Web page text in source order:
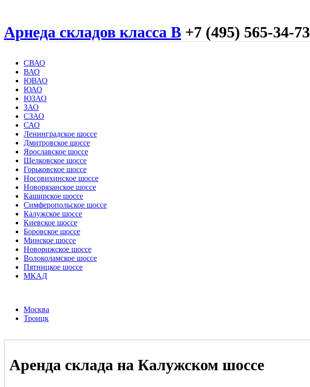
Арнеда складов класса B +7 (495) 565-34-73
СВАО
ВАО
ЮВАО
ЮАО
ЮЗАО
ЗАО
СЗАО
САО
Ленинградское шоссе
Дмитровское шоссе
Ярославское шоссе
Щелковское шоссе
Горьковское шоссе
Носовихинское шоссе
Новорязанское шоссе
Каширское шоссе
Симферопольское шоссе
Калужское шоссе
Киевское шоссе
Боровское шоссе
Минское шоссе
Новорижское шоссе
Волоколамское шоссе
Пятницкое шоссе
МКАД
Москва
Троицк
Аренда склада на Калужском шоссе